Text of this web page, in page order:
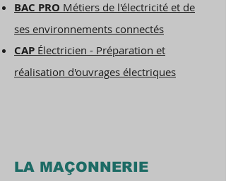
BAC PRO Métiers de l'électricité et de
ses environnements connectés
CAP Électricien - Préparation et
réalisation d'ouvrages électriques
LA MAÇONNERIE